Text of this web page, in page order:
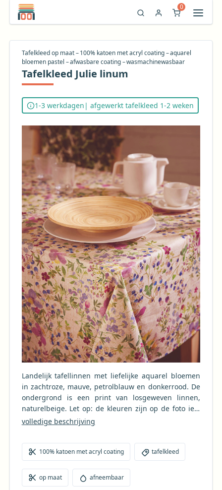
0
Tafelkleed op maat – 100% katoen met acryl coating – aquarel
bloemen pastel – afwasbare coating – wasmachinewasbaar
Tafelkleed Julie linum
1-3 werkdagen | afgewerkt tafelkleed 1-2 weken
Landelijk tafellinnen met liefelijke aquarel bloemen
in zachtroze, mauve, petrolblauw en donkerrood. De
ondergrond is een print van losgeweven linnen,
naturelbeige. Let op: de kleuren zijn op de foto iets
te blauw en te lila, de kleuren van de bloempjes zijn
klassiek of landelijk interieur en natuurlijk buiten in
de tuin. Het tafellaken is voorzien van een afwasbare
coating, waardoor het eenvoudig afneembaar is met
een vochtige doek. Het mag ook in de wasmachine
gewassen worden. Let op: het kan wat krimpen in de
volledige beschrijving
100% katoen met acryl coating tafelkleed
op maat afneembaar